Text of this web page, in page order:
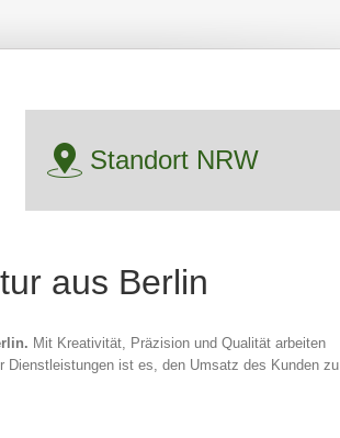
Standort NRW
aus Berlin
Mit Kreativität, Präzision und Qualität arbeiten
Dienstleistungen ist es, den Umsatz des Kunden zu